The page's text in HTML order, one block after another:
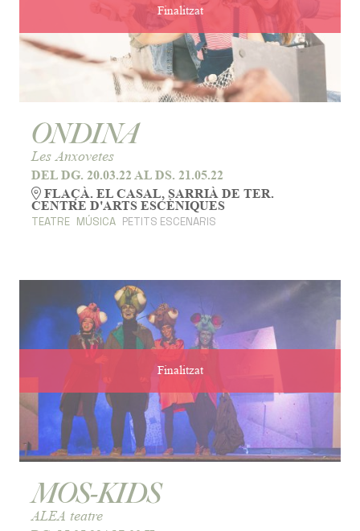
Finalitzat
ONDINA
Les Anxovetes
DEL DG. 20.03.22 AL DS. 21.05.22
FLAÇÀ. EL CASAL, SARRIÀ DE TER.
CENTRE D'ARTS ESCÈNIQUES
TEATRE MÚSICA PETITS ESCENARIS
Finalitzat
MOS-KIDS
ALEA teatre